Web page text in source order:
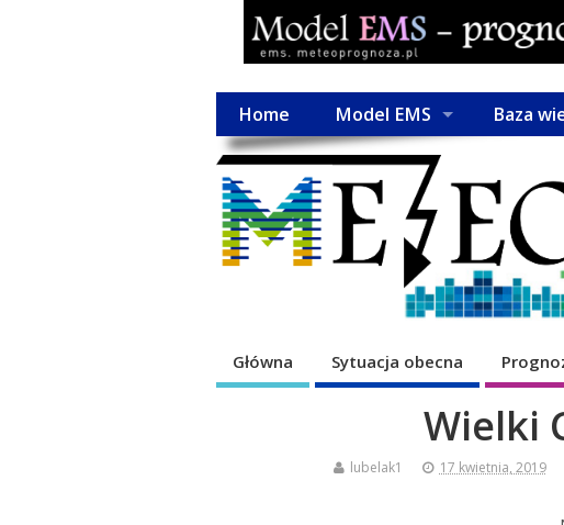
Home Model EMS Baza
Główna Sytuacja obecna
Wielki
lubelak1 17 kwietnia, 2019